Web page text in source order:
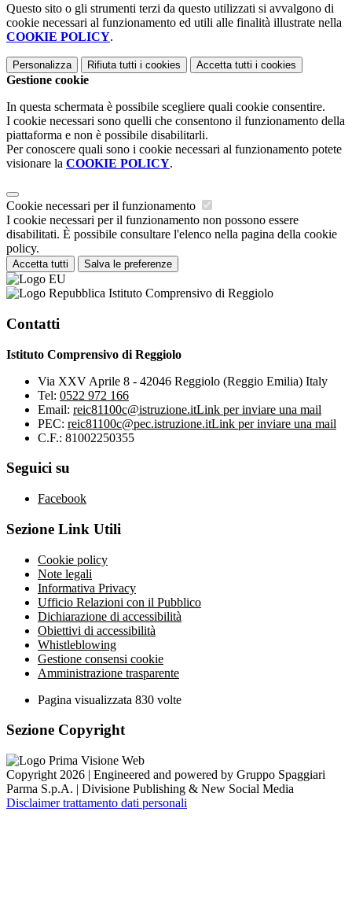
Questo sito o gli strumenti terzi da questo utilizzati si avvalgono di
cookie necessari al funzionamento ed utili alle finalità illustrate nella
COOKIE POLICY.
Personalizza Rifiuta tutti i cookies Accetta tutti i cookies
Gestione cookie
In questa schermata è possibile scegliere quali cookie consentire.
I cookie necessari sono quelli che consentono il funzionamento della
piattaforma e non è possibile disabilitarli.
Per conoscere quali sono i cookie necessari al funzionamento potete
visionare la COOKIE POLICY.
Cookie necessari per il funzionamento
I cookie necessari per il funzionamento non possono essere
disabilitati. È possibile consultare l'elenco nella pagina della cookie
policy.
Accetta tutti Salva le preferenze
Istituto Comprensivo di Reggiolo
Contatti
Istituto Comprensivo di Reggiolo
Via XXV Aprile 8 - 42046 Reggiolo (Reggio Emilia) Italy
Tel: 0522 972 166
Email: reic81100c@istruzione.itLink per inviare una mail
PEC: reic81100c@pec.istruzione.itLink per inviare una mail
C.F.: 81002250355
Seguici su
Facebook
Sezione Link Utili
Cookie policy
Note legali
Informativa Privacy
Ufficio Relazioni con il Pubblico
Dichiarazione di accessibilità
Obiettivi di accessibilità
Whistleblowing
Gestione consensi cookie
Amministrazione trasparente
Pagina visualizzata 830 volte
Sezione Copyright
Copyright 2026 | Engineered and powered by Gruppo Spaggiari
Parma S.p.A. | Divisione Publishing & New Social Media
Disclaimer trattamento dati personali